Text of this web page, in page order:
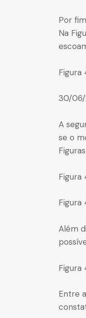
Por
Na
Figura
30/
A
se o
Figura
Figura
Além
Figura
Entre